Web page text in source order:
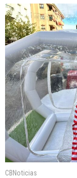
CBNoticias